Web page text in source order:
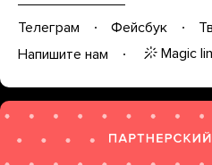
Телеграм Фейсбук
Напишите нам
Magic